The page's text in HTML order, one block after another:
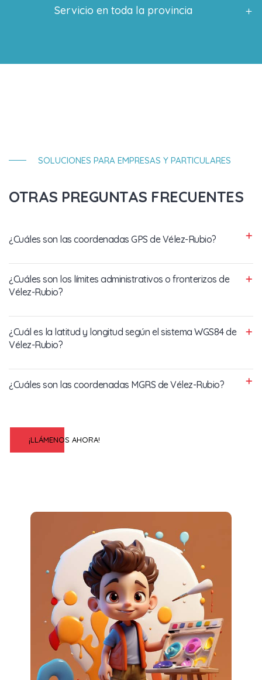
Servicio en toda la provincia
SOLUCIONES PARA EMPRESAS Y PARTICULARES
OTRAS PREGUNTAS FRECUENTES
¿Cuáles son las coordenadas GPS de Vélez-Rubio?
¿Cuáles son los límites administrativos o fronterizos de
Vélez-Rubio?
¿Cuál es la latitud y longitud según el sistema WGS84 de
Vélez-Rubio?
¿Cuáles son las coordenadas MGRS de Vélez-Rubio?
¡LLÁMENOS AHORA!